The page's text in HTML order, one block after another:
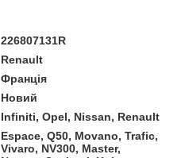
226807131R
Renault
Франція
Новий
Infiniti, Opel, Nissan, Renault
Espace, Q50, Movano, Trafic,
Vivaro, NV300, Master,